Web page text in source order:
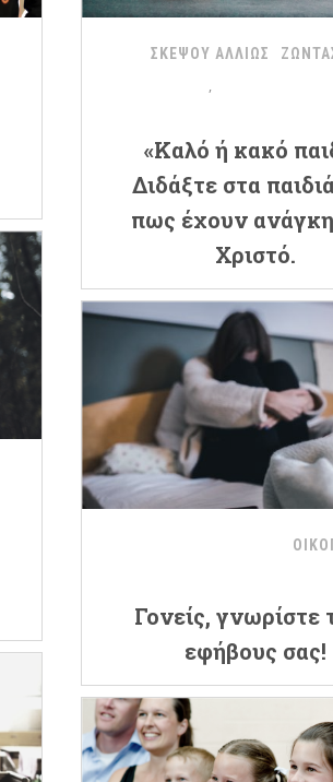
ΣΚΕΨΟΥ ΑΛΛΙΩΣ
«Καλό ή κακό
Διδάξτε στα
πως έχουν
Χριστό.
Γονείς, γνωρίστε
εφήβους σας!